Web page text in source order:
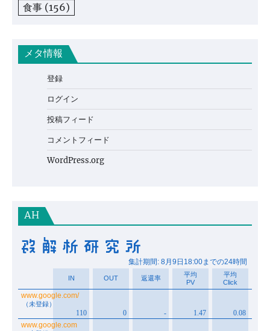
食事 (156)
メタ情報
登録
ログイン
投稿フィード
コメントフィード
WordPress.org
AH